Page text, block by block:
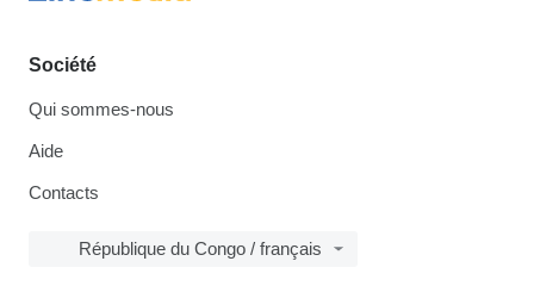
Société
Qui sommes-nous
Aide
Contacts
République du Congo / français